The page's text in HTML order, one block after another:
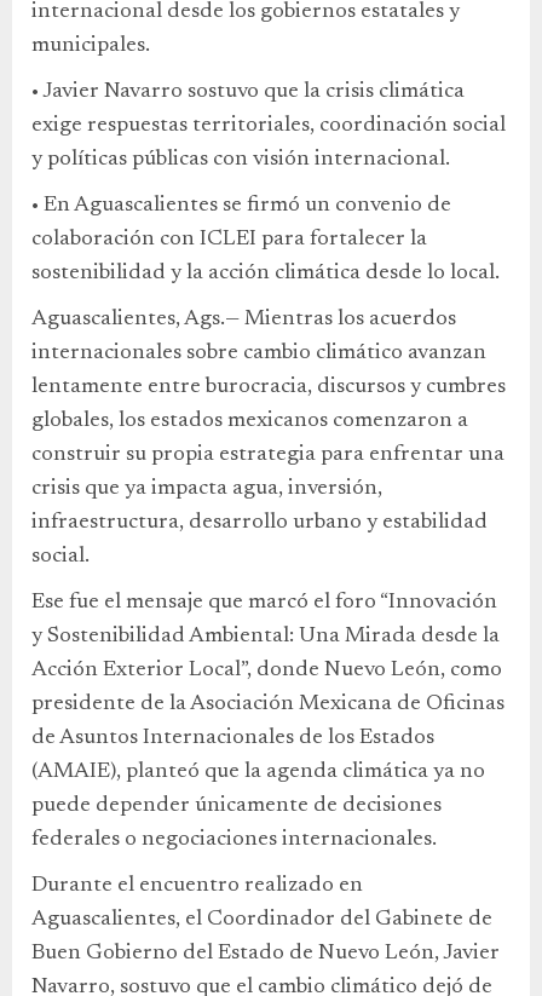
internacional desde los gobiernos estatales y
municipales.
• Javier Navarro sostuvo que la crisis climática
exige respuestas territoriales, coordinación social
y políticas públicas con visión internacional.
• En Aguascalientes se firmó un convenio de
colaboración con ICLEI para fortalecer la
sostenibilidad y la acción climática desde lo local.
Aguascalientes, Ags.— Mientras los acuerdos
internacionales sobre cambio climático avanzan
lentamente entre burocracia, discursos y cumbres
globales, los estados mexicanos comenzaron a
construir su propia estrategia para enfrentar una
crisis que ya impacta agua, inversión,
infraestructura, desarrollo urbano y estabilidad
social.
Ese fue el mensaje que marcó el foro “Innovación
y Sostenibilidad Ambiental: Una Mirada desde la
Acción Exterior Local”, donde Nuevo León, como
presidente de la Asociación Mexicana de Oficinas
de Asuntos Internacionales de los Estados
(AMAIE), planteó que la agenda climática ya no
puede depender únicamente de decisiones
federales o negociaciones internacionales.
Durante el encuentro realizado en
Aguascalientes, el Coordinador del Gabinete de
Buen Gobierno del Estado de Nuevo León, Javier
Navarro, sostuvo que el cambio climático dejó de